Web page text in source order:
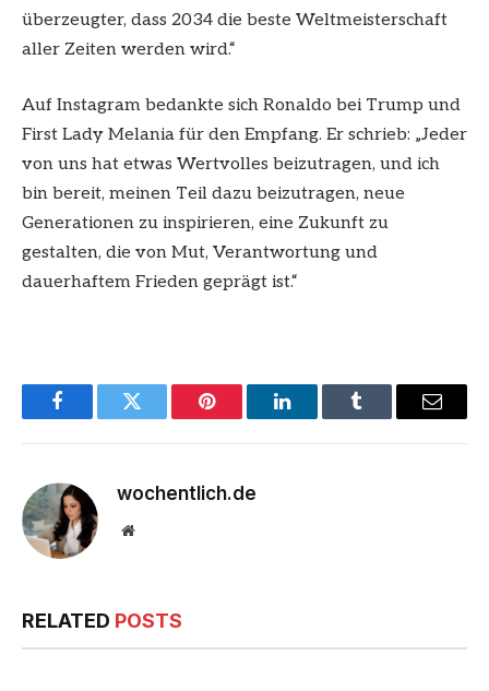
überzeugter, dass 2034 die beste Weltmeisterschaft
aller Zeiten werden wird.“
Auf Instagram bedankte sich Ronaldo bei Trump und
First Lady Melania für den Empfang. Er schrieb: „Jeder
von uns hat etwas Wertvolles beizutragen, und ich
bin bereit, meinen Teil dazu beizutragen, neue
Generationen zu inspirieren, eine Zukunft zu
gestalten, die von Mut, Verantwortung und
dauerhaftem Frieden geprägt ist.“
FacebookTwitter Pinterest LinkedInTumblr Email
wochentlich.de
Website
RELATED POSTS